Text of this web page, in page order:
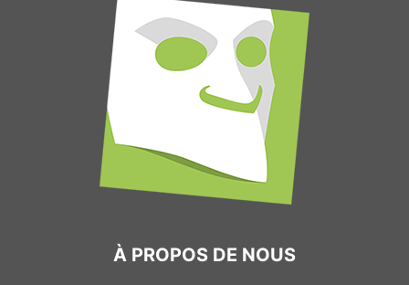
À PROPOS DE NOUS